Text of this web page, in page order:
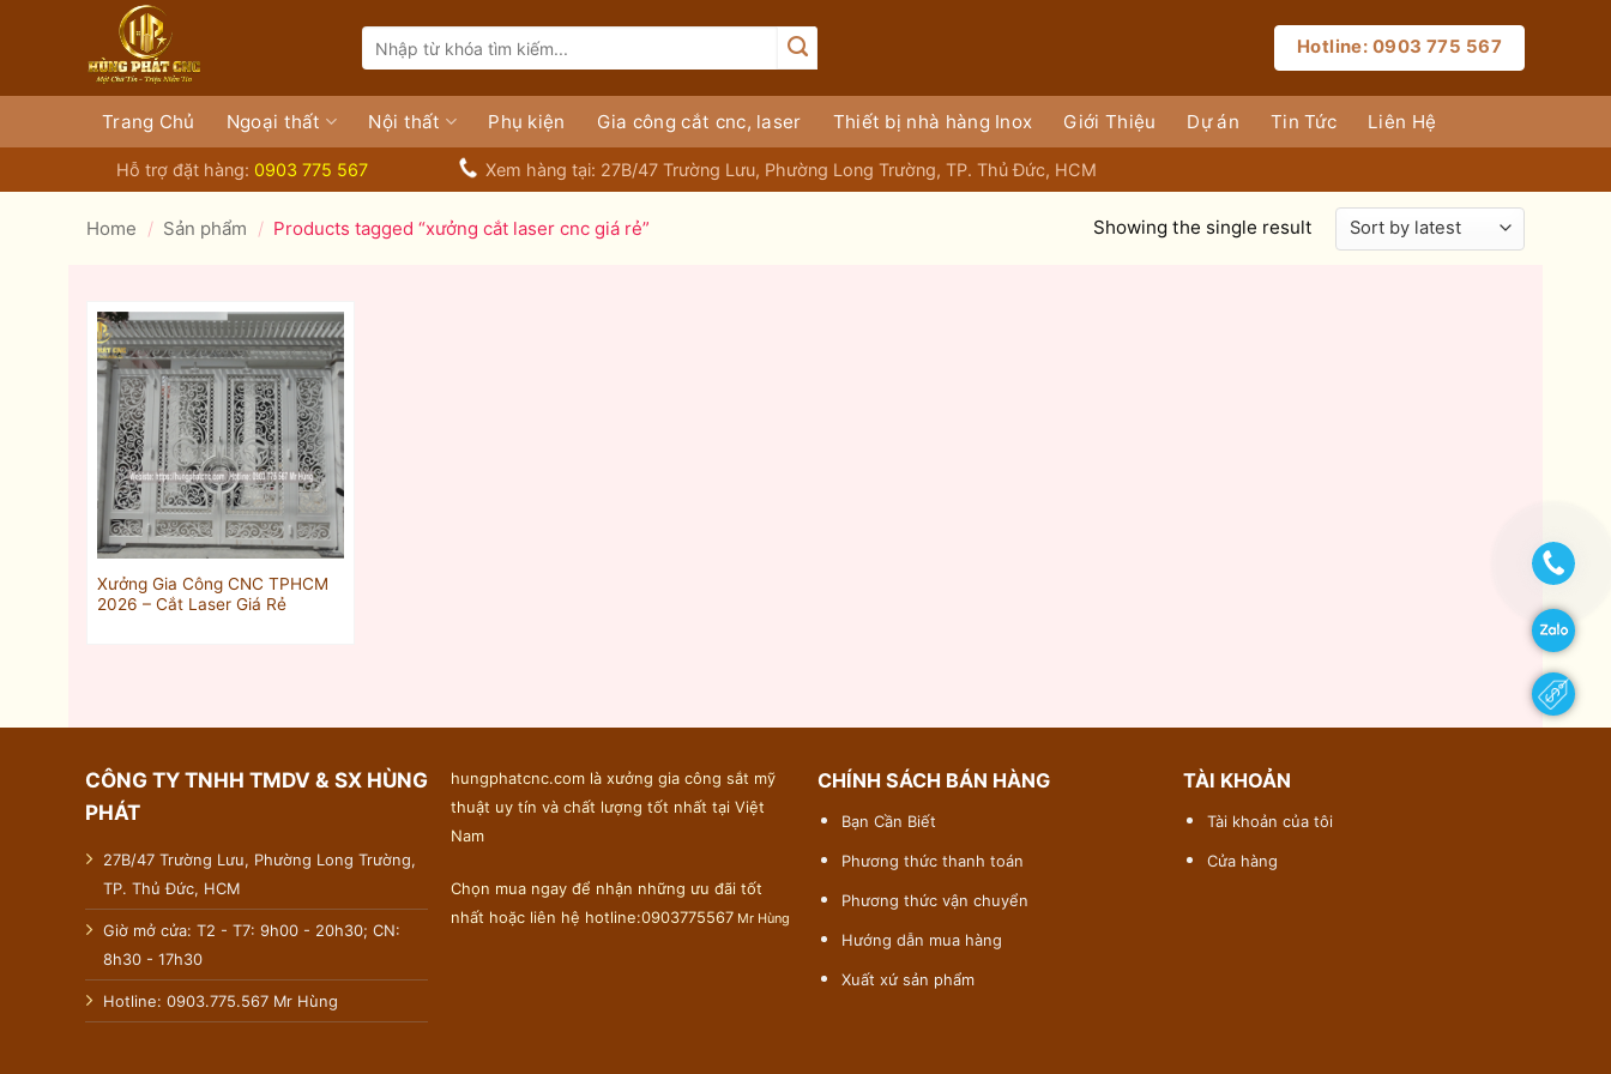
dung
for:
Hotline: 0903 775 567
Trang Chủ Ngoại thất Nội thất Phụ kiện Gia công cắt cnc, laser Thiết bị nhà hàng Inox Giới Thiệu Dự án Tin Tức Liên Hệ
Hỗ trợ đặt hàng: 0903 775 567 Xem hàng tại: 27B/47 Trường Lưu, Phường Long Trường, TP. Thủ Đức, HCM
Home / Sản phẩm / Products tagged “xưởng cắt laser cnc giá rẻ” Showing the single result
Xưởng Gia Công CNC TPHCM
2026 – Cắt Laser Giá Rẻ
CÔNG TY TNHH TMDV & SX HÙNG
PHÁT
27B/47 Trường Lưu, Phường Long Trường,
TP. Thủ Đức, HCM
Giờ mở cửa: T2 - T7: 9h00 - 20h30; CN:
8h30 - 17h30
Hotline: 0903.775.567 Mr Hùng
hungphatcnc.com là xưởng gia công sắt mỹ
thuật uy tín và chất lượng tốt nhất tại Việt
Nam
Chọn mua ngay để nhận những ưu đãi tốt
nhất hoặc liên hệ hotline:0903775567 Mr Hùng
CHÍNH SÁCH BÁN HÀNG
Bạn Cần Biết
Phương thức thanh toán
Phương thức vận chuyển
Hướng dẫn mua hàng
Xuất xứ sản phẩm
TÀI KHOẢN
Tài khoản của tôi
Cửa hàng